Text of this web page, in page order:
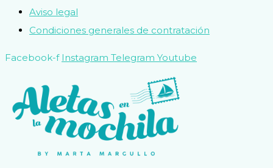
Aviso legal
Condiciones generales de contratación
Facebook-f Instagram Telegram Youtube